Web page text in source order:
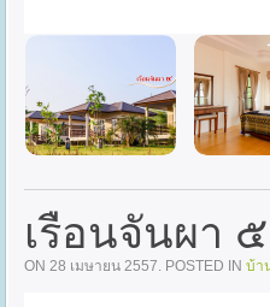
เรือนจันผา ๕
ON 28 เมษายน 2557. POSTED IN บ้า